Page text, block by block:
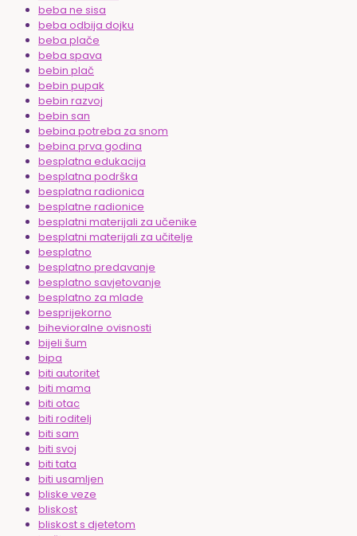
beba ne sisa
beba odbija dojku
beba plače
beba spava
bebin plač
bebin pupak
bebin razvoj
bebin san
bebina potreba za snom
bebina prva godina
besplatna edukacija
besplatna podrška
besplatna radionica
besplatne radionice
besplatni materijali za učenike
besplatni materijali za učitelje
besplatno
besplatno predavanje
besplatno savjetovanje
besplatno za mlade
besprijekorno
bihevioralne ovisnosti
bijeli šum
bipa
biti autoritet
biti mama
biti otac
biti roditelj
biti sam
biti svoj
biti tata
biti usamljen
bliske veze
bliskost
bliskost s djetetom